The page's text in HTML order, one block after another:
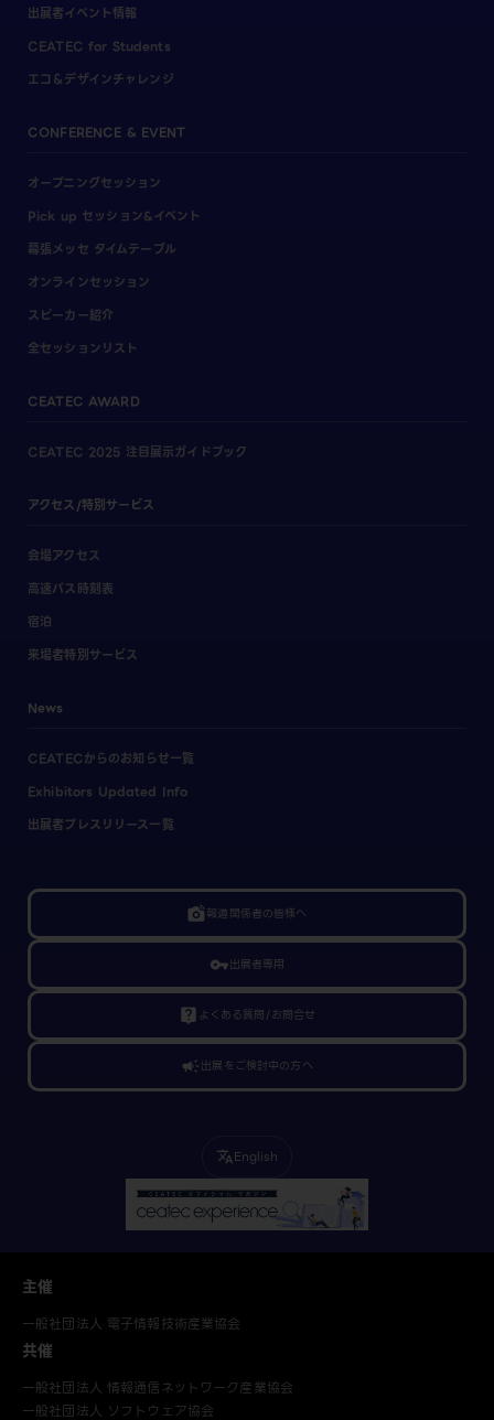
出展者イベント情報
CEATEC for Students
エコ＆デザインチャレンジ
CONFERENCE & EVENT
オープニングセッション
Pick up セッション&イベント
幕張メッセ タイムテーブル
オンラインセッション
スピーカー紹介
全セッションリスト
CEATEC AWARD
CEATEC 2025 注目展示ガイドブック
アクセス/特別サービス
会場アクセス
高速バス時刻表
宿泊
来場者特別サービス
News
CEATECからのお知らせ一覧
Exhibitors Updated Info
出展者プレスリリース一覧
linked_camera報道関係者の皆様へ
vpn_key出展者専用
live_help よくある質問/お問合せ
campaign出展をご検討中の方へ
translateEnglish
主催
一般社団法人 電子情報技術産業協会
共催
一般社団法人 情報通信ネットワーク産業協会
一般社団法人 ソフトウェア協会